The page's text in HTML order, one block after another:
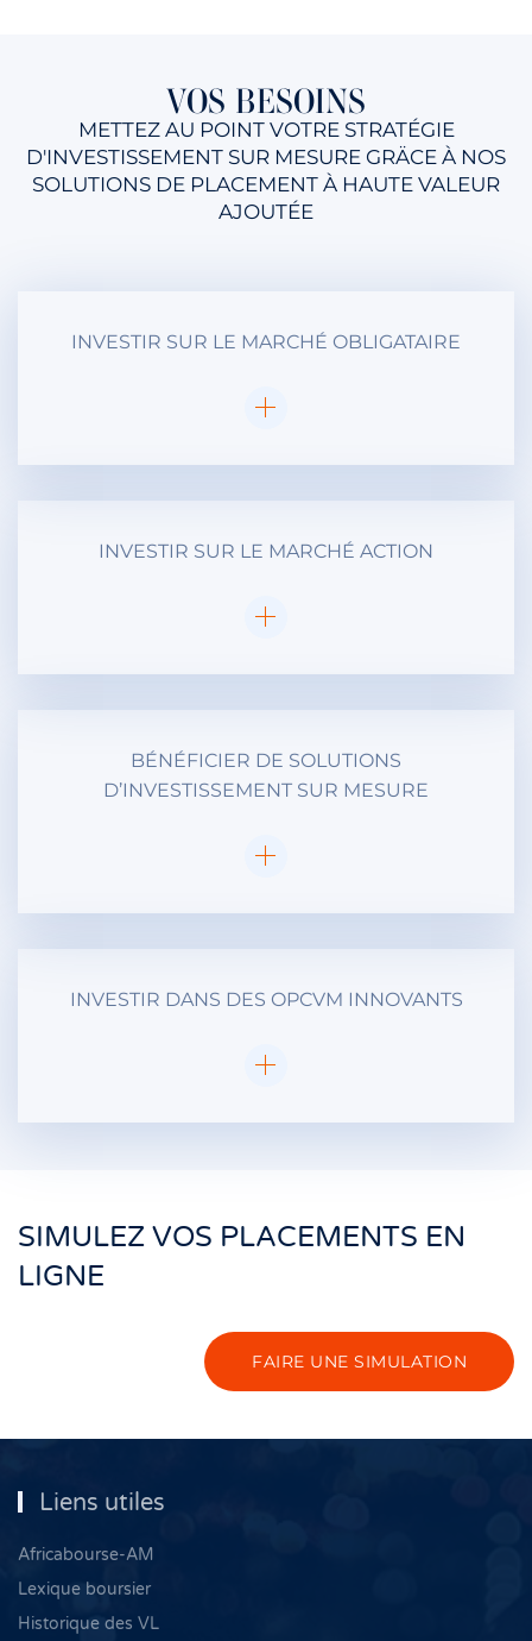
VOS BESOINS
METTEZ AU POINT VOTRE STRATÉGIE
D'INVESTISSEMENT SUR MESURE GRÄCE À NOS
SOLUTIONS DE PLACEMENT À HAUTE VALEUR
AJOUTÉE
INVESTIR SUR LE MARCHÉ OBLIGATAIRE
INVESTIR SUR LE MARCHÉ ACTION
BÉNÉFICIER DE SOLUTIONS
D’INVESTISSEMENT SUR MESURE
INVESTIR DANS DES OPCVM INNOVANTS
SIMULEZ VOS PLACEMENTS EN
LIGNE
FAIRE UNE SIMULATION
Liens utiles
Africabourse-AM
Lexique boursier
Historique des VL